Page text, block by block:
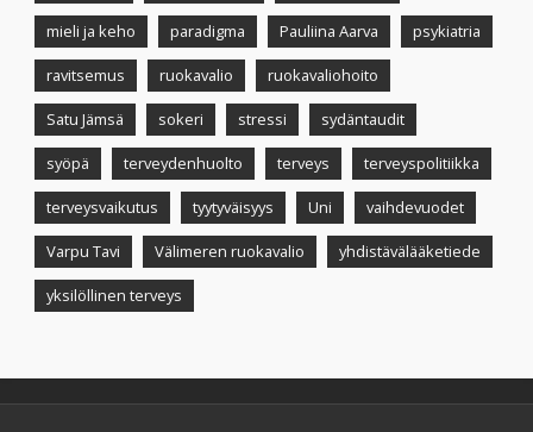
mieli ja keho paradigma Pauliina Aarva psykiatria
ravitsemus ruokavalio ruokavaliohoito
Satu Jämsä sokeri stressi sydäntaudit
syöpä terveydenhuolto terveys terveyspolitiikka
terveysvaikutus tyytyväisyys Uni vaihdevuodet
Varpu Tavi Välimeren ruokavalio yhdistävälääketiede
yksilöllinen terveys